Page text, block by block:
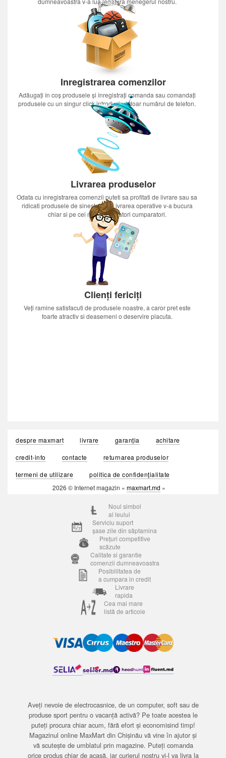
Inregistrarea comenzilor
Adăugați în coș produsele și înregistrați comanda sau comandați
produsele cu un singur click introducînd doar numărul de telefon.
Livrarea produselor
Odata cu inregistrarea comenzii puteti sa profitati de livrare sau sa
ridicati produsele de sinestatator.Livrarea operative v-a bucura
chiar si pe cei mai nerabdatori cumparatori.
Clienți fericiți
Veți ramine satisfacuti de produsele noastre, a caror pret este
foarte atractiv si deasemeni o deservire placuta.
despre maxmart livrare garanția
achitare
credit-info
contacte
returnarea produselor
termeni de utilizare
politica de confidențialitate
2026 © Internet magazin « maxmart.md »
Noul simbol
al leului
Serviciu suport
șase zile din săptamina
Prețuri competitive
scăzute
Calitate si garantie
comenzii dumneavoastra
Posibilitatea de
a cumpara in credit
Livrare
rapida
Cea mai mare
listă de articole
Aveți nevoie de electrocasnice, de un computer, soft sau de
produse sport pentru o vacanță activă? Pe toate acestea le
puteți procura chiar acum, fără efort și economisind timp!
Magazinul online MaxMart din Chișinău vă vine în ajutor și
vă scutește de umblatul prin magazine. Puteți comanda
orice produs chiar de acasă, iar curierul nostru vi-l va livra la